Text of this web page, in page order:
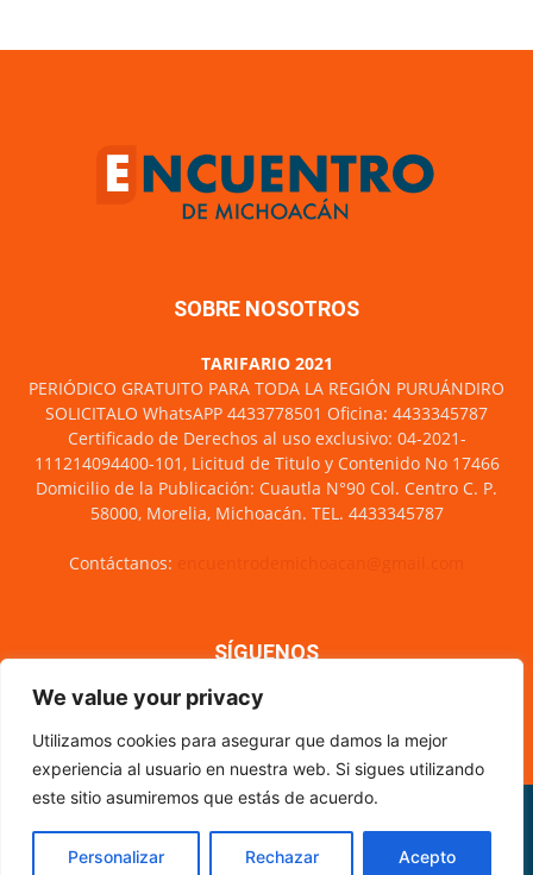
We value your privacy
Utilizamos cookies para asegurar que damos la mejor
experiencia al usuario en nuestra web. Si sigues utilizando
este sitio asumiremos que estás de acuerdo.
Personalizar Rechazar Acepto
SOBRE NOSOTROS
TARIFARIO 2021
PERIÓDICO GRATUITO PARA TODA LA REGIÓN PURUÁNDIRO
SOLICITALO WhatsAPP 4433778501 Oficina: 4433345787
Certificado de Derechos al uso exclusivo: 04-2021-
111214094400-101, Licitud de Titulo y Contenido No 17466
Domicilio de la Publicación: Cuautla N°90 Col. Centro C. P.
58000, Morelia, Michoacán. TEL. 4433345787
Contáctanos:
SÍGUENOS
Nosotros
CÓDIGO DE ÉTICA PERIODÍSTICA
XML Sitemap